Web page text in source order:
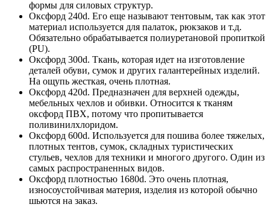
формы для силовых структур.
Оксфорд 240d. Его еще называют тентовым, так как этот
материал используется для палаток, рюкзаков и т.д.
Обязательно обрабатывается полиуретановой пропиткой
(PU).
Оксфорд 300d. Ткань, которая идет на изготовление
деталей обуви, сумок и других галантерейных изделий.
На ощупь жесткая, очень плотная.
Оксфорд 420d. Предназначен для верхней одежды,
мебельных чехлов и обивки. Относится к тканям
оксфорд ПВХ, потому что пропитывается
поливинилхлоридом.
Оксфорд 600d. Используется для пошива более тяжелых,
плотных тентов, сумок, складных туристических
стульев, чехлов для техники и многого другого. Один из
самых распространенных видов.
Оксфорд плотностью 1680d. Это очень плотная,
износоустойчивая материя, изделия из которой обычно
шьются на заказ.